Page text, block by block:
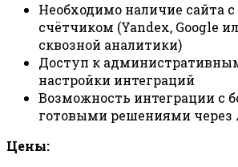
Необходимо наличие сайта
счётчиком (Yandex, Google
сквозной аналитики)
Доступ к
настройки интеграций
Возможность интеграции с
готовыми решениями через
Цены: